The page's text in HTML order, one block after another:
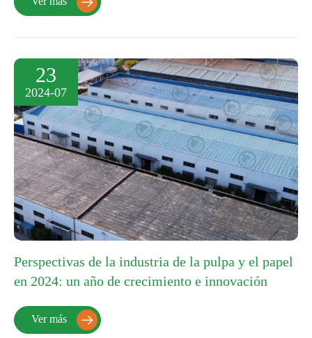
23
2024-07
Perspectivas de la industria de la pulpa y el papel
en 2024: un año de crecimiento e innovación
Ver más 